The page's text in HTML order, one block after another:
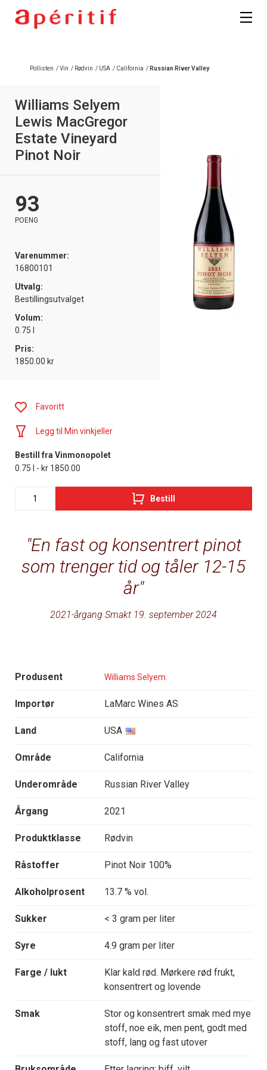
Pollisten /Vin / Rødvin / USA / California / Russian River Valley
Williams Selyem
Lewis MacGregor
Estate Vineyard
Pinot Noir
93
POENG
Varenummer:
16800101
Utvalg:
Bestillingsutvalget
Volum:
0.75 l
Pris:
1850.00 kr
En fast og konsentrert pinot
som trenger tid og tåler 12-15
år
2021-årgang Smakt 19. september 2024
Produsent Williams Selyem
Importør LaMarc Wines AS
Land USA
Område California
Underområde Russian River Valley
Årgang 2021
Produktklasse Rødvin
Råstoffer Pinot Noir 100%
Alkoholprosent 13.7 % vol.
Sukker < 3 gram per liter
Syre 4.9 gram per liter
Farge / lukt
Klar kald rød. Mørkere rød frukt,
konsentrert og lovende
Smak
Stor og konsentrert smak med mye
stoff, noe eik, men pent, godt med
stoff, lang og fast utover
Favoritt
Legg til Min vinkjeller
Bestill fra Vinmonopolet
0.75 l - kr 1850.00
Bestill